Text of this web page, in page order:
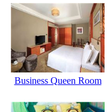
Business Queen Room